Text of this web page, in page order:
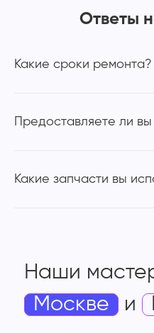
Ответы
Какие сроки ремонта?
Предоставляете ли
Какие запчасти вы
Наши
Москве
и